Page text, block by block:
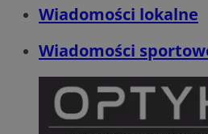
Wiadomości lokalne
Wiadomości